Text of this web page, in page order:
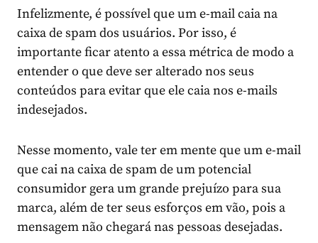
Infelizmente, é possível que um e-mail caia na
caixa de spam dos usuários. Por isso, é
importante ficar atento a essa métrica de modo a
entender o que deve ser alterado nos seus
conteúdos para evitar que ele caia nos e-mails
indesejados.
Nesse momento, vale ter em mente que um e-mail
que cai na caixa de spam de um potencial
consumidor gera um grande prejuízo para sua
marca, além de ter seus esforços em vão, pois a
mensagem não chegará nas pessoas desejadas.